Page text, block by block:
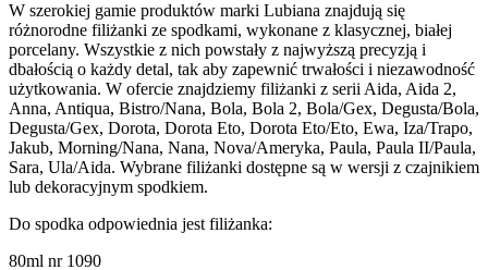
W szerokiej gamie produktów marki Lubiana znajdują się
różnorodne filiżanki ze spodkami, wykonane z klasycznej, białej
porcelany. Wszystkie z nich powstały z najwyższą precyzją i
dbałością o każdy detal, tak aby zapewnić trwałości i niezawodność
użytkowania. W ofercie znajdziemy filiżanki z serii Aida, Aida 2,
Anna, Antiqua, Bistro/Nana, Bola, Bola 2, Bola/Gex, Degusta/Bola,
Degusta/Gex, Dorota, Dorota Eto, Dorota Eto/Eto, Ewa, Iza/Trapo,
Jakub, Morning/Nana, Nana, Nova/Ameryka, Paula, Paula II/Paula,
Sara, Ula/Aida. Wybrane filiżanki dostępne są w wersji z czajnikiem
lub dekoracyjnym spodkiem.
Do spodka odpowiednia jest filiżanka:
80ml nr 1090